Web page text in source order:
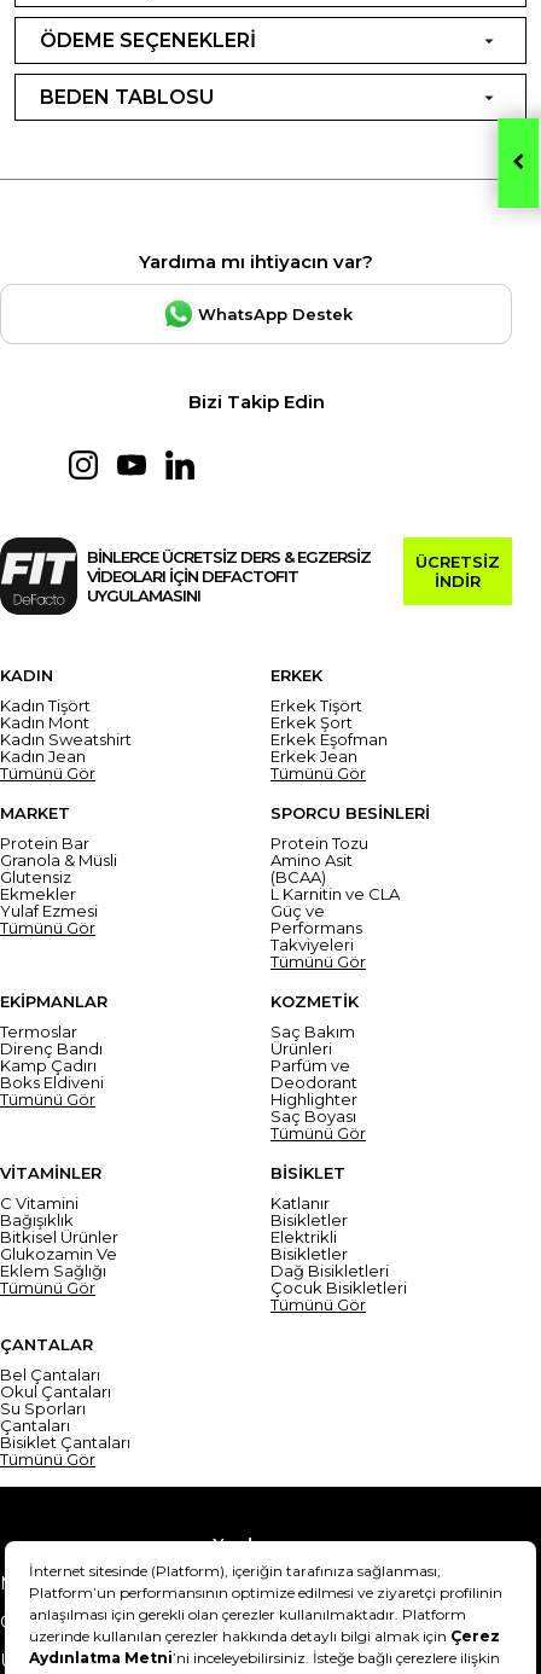
ÖDEME SEÇENEKLERİ
BEDEN TABLOSU
Yardıma mı ihtiyacın var?
WhatsApp Destek
Bizi Takip Edin
BİNLERCE ÜCRETSİZ DERS & EGZERSİZ
VİDEOLARI İÇİN DEFACTOFIT
UYGULAMASINI
ÜCRETSİZ
İNDİR
KADIN
Kadın Tişört
Kadın Mont
Kadın Sweatshirt
Kadın Jean
Tümünü Gör
ERKEK
Erkek Tişört
Erkek Şort
Erkek Eşofman
Erkek Jean
Tümünü Gör
MARKET
Protein Bar
Granola & Müsli
Glutensiz
Ekmekler
Yulaf Ezmesi
Tümünü Gör
SPORCU BESİNLERİ
Protein Tozu
Amino Asit
(BCAA)
L Karnitin ve CLA
Güç ve
Performans
Takviyeleri
Tümünü Gör
EKİPMANLAR
Termoslar
Direnç Bandı
Kamp Çadırı
Boks Eldiveni
Tümünü Gör
KOZMETİK
Saç Bakım
Ürünleri
Parfüm ve
Deodorant
Highlighter
Saç Boyası
Tümünü Gör
VİTAMİNLER
C Vitamini
Bağışıklık
Bitkisel Ürünler
Glukozamin Ve
Eklem Sağlığı
Tümünü Gör
BİSİKLET
Katlanır
Bisikletler
Elektrikli
Bisikletler
Dağ Bisikletleri
Çocuk Bisikletleri
Tümünü Gör
ÇANTALAR
Bel Çantaları
Okul Çantaları
Su Sporları
Çantaları
Bisiklet Çantaları
Tümünü Gör
Yardım
Mesafeli Satış Sözleşmesi
Teslimat Bilgisi
Gizlilik Sözleşmesi
Şartlar & Koşullar
Ürünümü nasıl iade
Hakkımızda